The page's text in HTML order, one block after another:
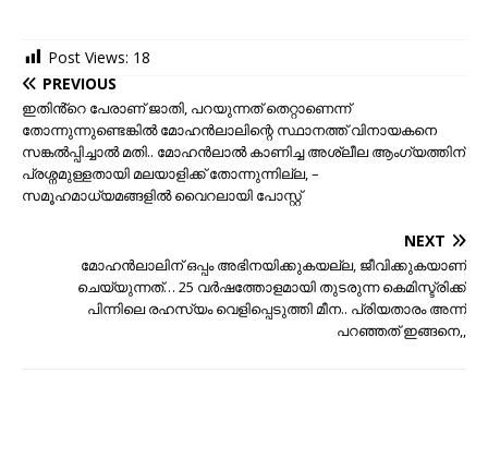
Post Views: 18
PREVIOUS
ഇതിൻ്റെ പേരാണ് ജാതി, പറയുന്നത് തെറ്റാണെന്ന്
തോന്നുന്നുണ്ടെങ്കിൽ മോഹൻലാലിന്റെ സ്ഥാനത്ത് വിനായകനെ
സങ്കൽപ്പിച്ചാൽ മതി.. മോഹൻലാൽ കാണിച്ച അശ്ലീല ആംഗ്യത്തിന്
പ്രശ്നമുള്ളതായി മലയാളിക്ക് തോന്നുന്നില്ല, –
സമൂഹമാധ്യമങ്ങളിൽ വൈറലായി പോസ്റ്റ്
NEXT
മോഹൻലാലിന് ഒപ്പം അഭിനയിക്കുകയല്ല, ജീവിക്കുകയാണ്
ചെയ്യുന്നത്… 25 വർഷത്തോളമായി തുടരുന്ന കെമിസ്ട്രിക്ക്
പിന്നിലെ രഹസ്യം വെളിപ്പെടുത്തി മീന.. പ്രിയതാരം അന്ന്
പറഞ്ഞത് ഇങ്ങനെ,,